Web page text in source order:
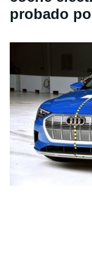
probado